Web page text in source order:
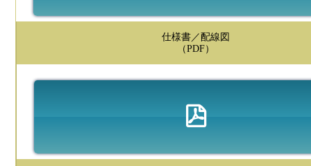
仕様書／配線図
（PDF）